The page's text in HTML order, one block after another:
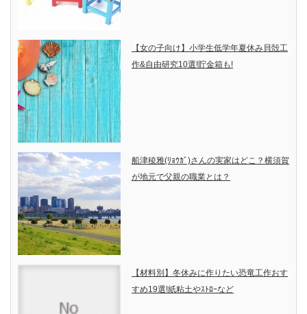
【女の子向け】小学生低学年夏休み貝殻工
作&自由研究10選!貯金箱も!
船津稜雅(ﾘｮｳｶﾞ)さんの実家はどこ？横須賀
が地元で父親の職業とは？
【材料別】冬休みに作りたい恐竜工作おす
すめ19選!紙粘土やｽﾄﾛｰなど